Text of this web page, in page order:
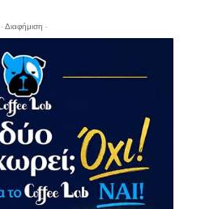
- Διαφήμιση -